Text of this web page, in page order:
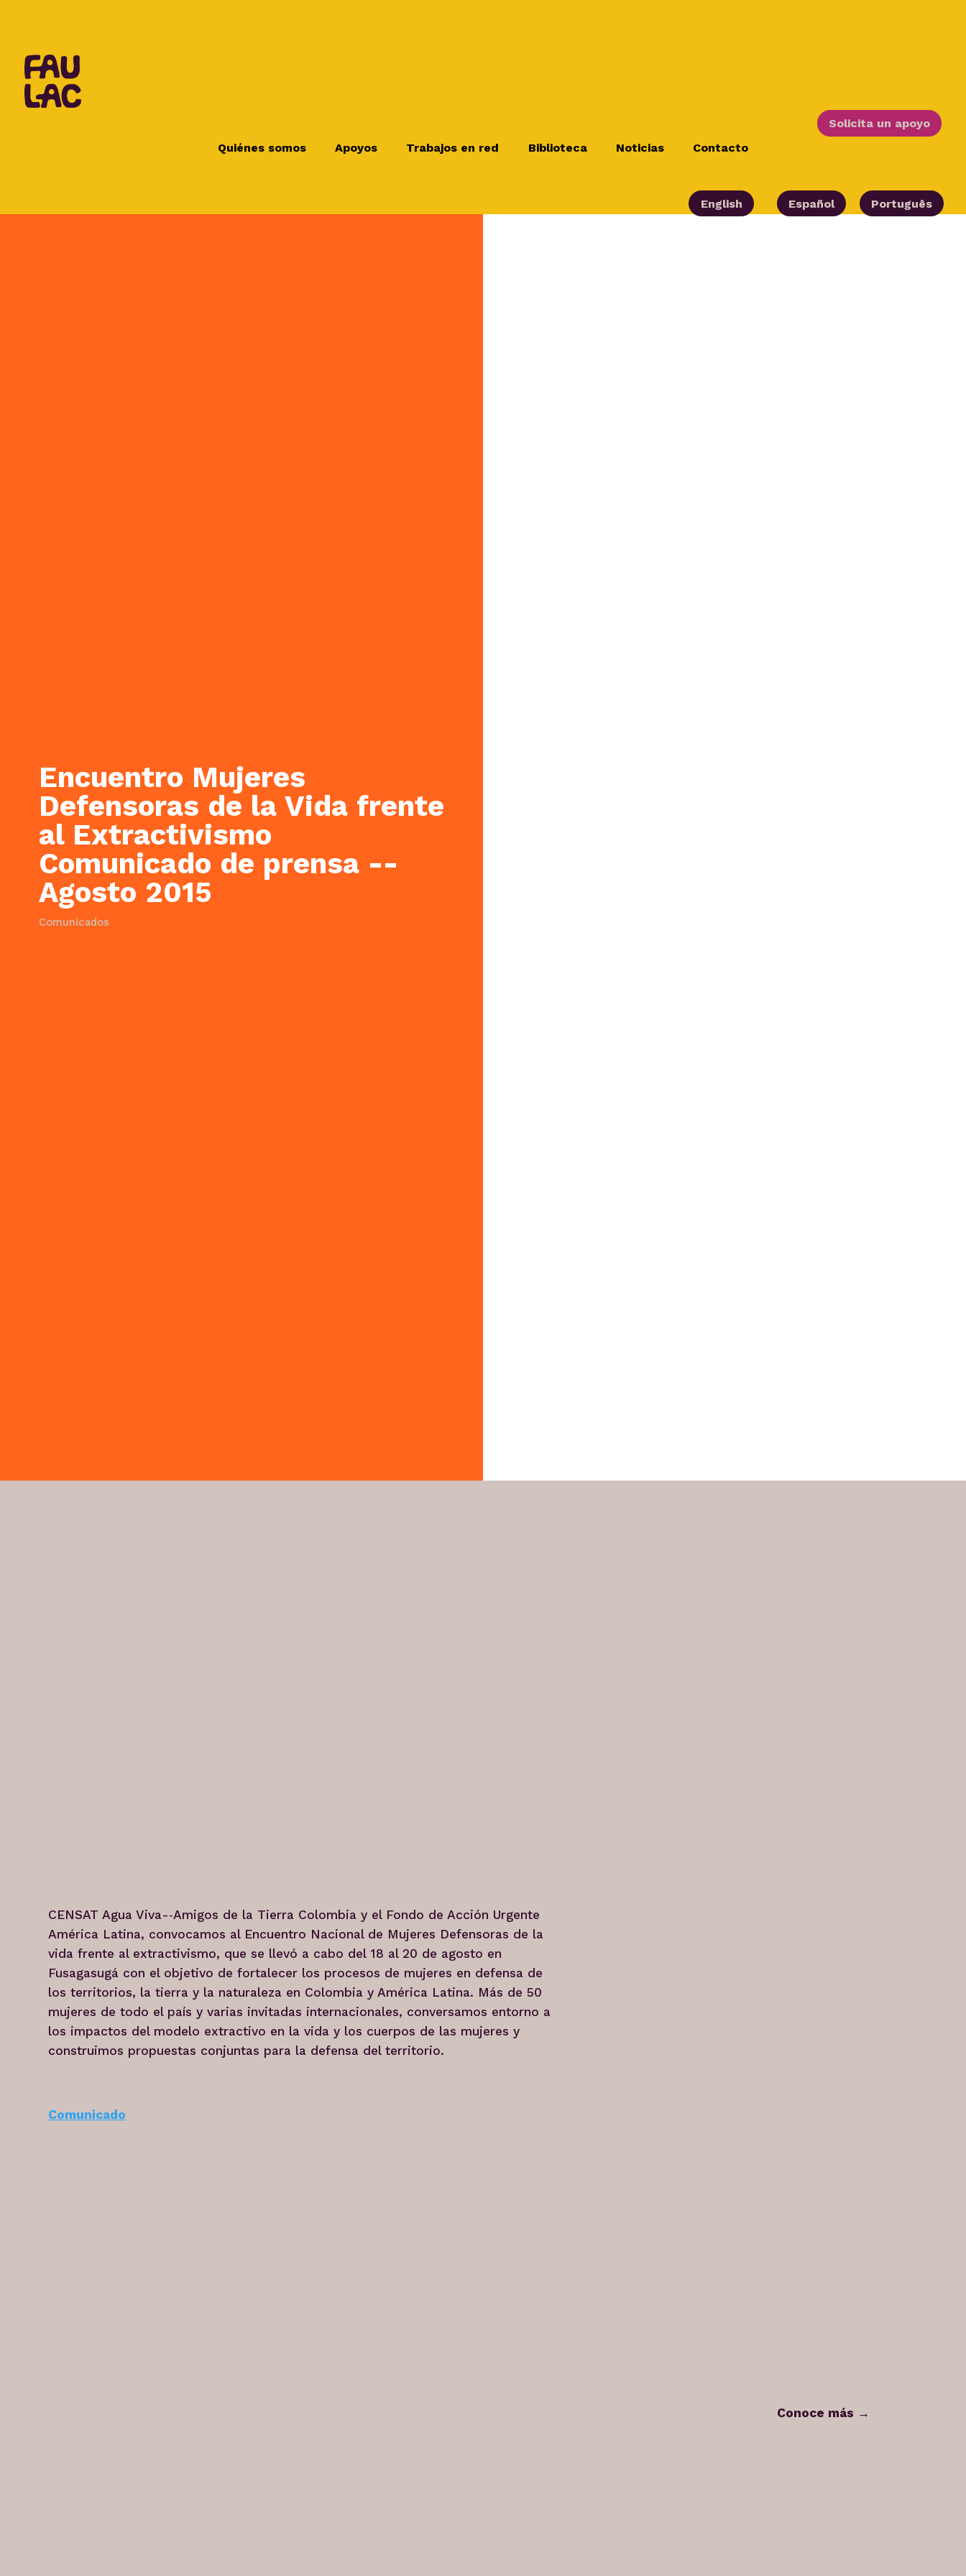
Quiénes somos Apoyos Trabajos en red Biblioteca Noticias Contacto
Solicita un apoyo
English Español Português
Encuentro Mujeres
Defensoras de la Vida frente
al Extractivismo
Comunicado de prensa -­
Agosto 2015
Comunicados
CENSAT Agua Viva-­‐Amigos de la Tierra Colombia y el Fondo de Acción Urgente
América Latina, convocamos al Encuentro Nacional de Mujeres Defensoras de la
vida frente al extractivismo, que se llevó a cabo del 18 al 20 de agosto en
Fusagasugá con el objetivo de fortalecer los procesos de mujeres en defensa de
los territorios, la tierra y la naturaleza en Colombia y América Latina. Más de 50
mujeres de todo el país y varias invitadas internacionales, conversamos entorno a
los impactos del modelo extractivo en la vida y los cuerpos de las mujeres y
construimos propuestas conjuntas para la defensa del territorio.
Comunicado
Conoce más →